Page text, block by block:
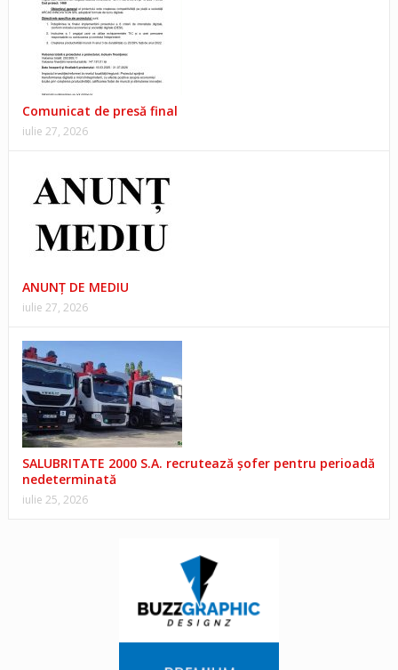
Comunicat de presă final
iulie 27, 2026
ANUNŢ DE MEDIU
iulie 27, 2026
SALUBRITATE 2000 S.A. recrutează șofer pentru perioadă
nedeterminată
iulie 25, 2026